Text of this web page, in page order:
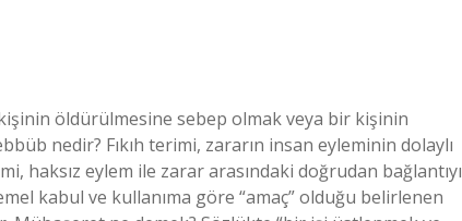
öldürülmesine sebep olmak veya bir kişinin
nedir? Fıkıh terimi, zararın insan eyleminin dolaylı
haksız eylem ile zarar arasındaki doğrudan bağlantıyı
kabul ve kullanıma göre “amaç” olduğu belirlenen